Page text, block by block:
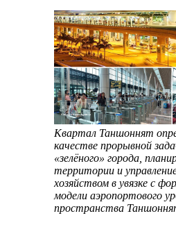
Квартал Таншоннят
качестве прорывной
«зелёного» города,
территории и
хозяйством в увязке с
модели аэропортового
пространства